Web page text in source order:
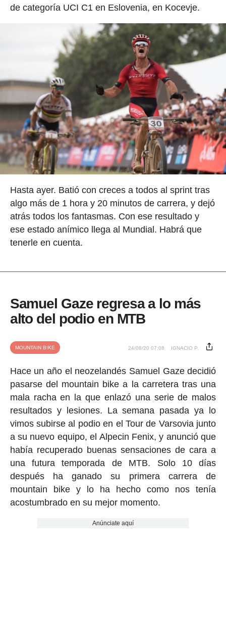
de categoría UCI C1 en Eslovenia, en Kocevje.
Hasta ayer. Batió con creces a todos al sprint tras
algo más de 1 hora y 20 minutos de carrera, y dejó
atrás todos los fantasmas. Con ese resultado y
ese estado anímico llega al Mundial. Habrá que
tenerle en cuenta.
Samuel Gaze regresa a lo más
alto del podio en MTB
MOUNTAIN BIKE 24/08/20 07:08 IGNACIO P.
Hace un año el neozelandés Samuel Gaze decidió
pasarse del mountain bike a la carretera tras una
mala racha en la que enlazó una serie de malos
resultados y lesiones. La semana pasada ya lo
vimos subirse al podio en el Tour de Varsovia junto
a su nuevo equipo, el Alpecin Fenix, y anunció que
había recuperado buenas sensaciones de cara a
una futura temporada de MTB. Solo 10 días
después ha ganado su primera carrera de
mountain bike y lo ha hecho como nos tenía
acostumbrado en su mejor momento.
Anúnciate aquí